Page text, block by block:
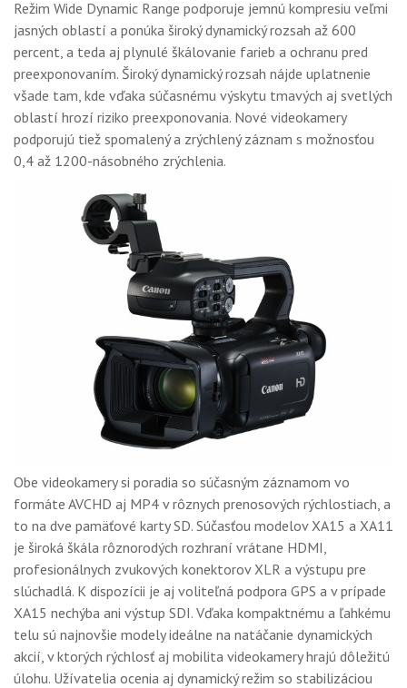
Režim Wide Dynamic Range podporuje jemnú kompresiu veľmi
jasných oblastí a ponúka široký dynamický rozsah až 600
percent, a teda aj plynulé škálovanie farieb a ochranu pred
preexponovaním. Široký dynamický rozsah nájde uplatnenie
všade tam, kde vďaka súčasnému výskytu tmavých aj svetlých
oblastí hrozí riziko preexponovania. Nové videokamery
podporujú tiež spomalený a zrýchlený záznam s možnosťou
0,4 až 1200-násobného zrýchlenia.
Obe videokamery si poradia so súčasným záznamom vo
formáte AVCHD aj MP4 v rôznych prenosových rýchlostiach, a
to na dve pamäťové karty SD. Súčasťou modelov XA15 a XA11
je široká škála rôznorodých rozhraní vrátane HDMI,
profesionálnych zvukových konektorov XLR a výstupu pre
slúchadlá. K dispozícii je aj voliteľná podpora GPS a v prípade
XA15 nechýba ani výstup SDI. Vďaka kompaktnému a ľahkému
telu sú najnovšie modely ideálne na natáčanie dynamických
akcií, v ktorých rýchlosť aj mobilita videokamery hrajú dôležitú
úlohu. Užívatelia ocenia aj dynamický režim so stabilizáciou